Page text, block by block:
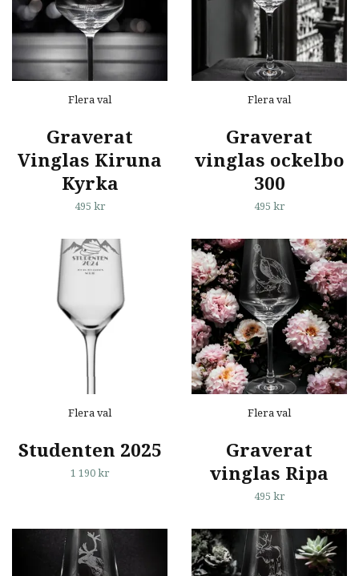
Flera val
Graverat
Vinglas Kiruna
Kyrka
495 kr
Flera val
Graverat
vinglas ockelbo
300
495 kr
Flera val
Studenten 2025
1 190 kr
Flera val
Graverat
vinglas Ripa
495 kr